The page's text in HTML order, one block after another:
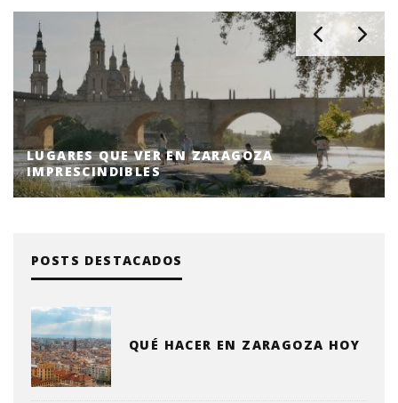
TIENDAS DE REGALOS ORIGINALES EN
ZARAGOZA
POSTS DESTACADOS
QUÉ HACER EN ZARAGOZA HOY